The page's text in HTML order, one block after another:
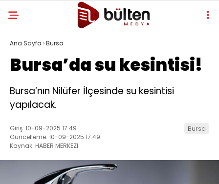
Ana Sayfa ›Bursa
Bursa’da su kesintisi!
Bursa’nın Nilüfer İlçesinde su kesintisi
yapılacak.
Giriş: 10-09-2025 17:49
Güncelleme: 10-09-2025 17:49
Kaynak: HABER MERKEZI
Bursa